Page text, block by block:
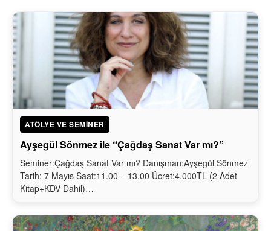
ATÖLYE VE SEMINER
Ayşegül Sönmez ile “Çağdaş Sanat Var mı?”
Seminer:Çağdaş Sanat Var mı? Danışman:Ayşegül Sönmez
Tarih: 7 Mayıs Saat:11.00 – 13.00 Ücret:4.000TL (2 Adet
Kitap+KDV Dahil)…